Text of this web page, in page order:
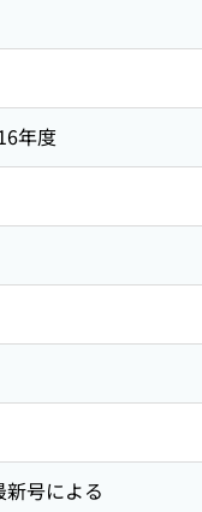
年度
号による